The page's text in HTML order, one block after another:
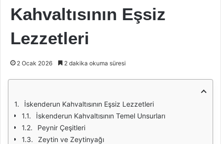
Kahvaltısının Eşsiz
Lezzetleri
2 Ocak 2026 2 dakika okuma süresi
İskenderun Kahvaltısının Eşsiz Lezzetleri
İskenderun Kahvaltısının Temel Unsurları
Peynir Çeşitleri
Zeytin ve Zeytinyağı